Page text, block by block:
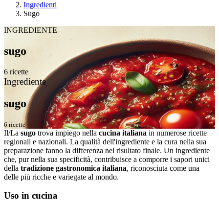
Ingredienti
Sugo
INGREDIENTE
sugo
6 ricette
Ingrediente
sugo
6 ricette
Il/La sugo trova impiego nella cucina italiana in numerose ricette
regionali e nazionali. La qualità dell'ingrediente e la cura nella sua
preparazione fanno la differenza nel risultato finale. Un ingrediente
che, pur nella sua specificità, contribuisce a comporre i sapori unici
della tradizione gastronomica italiana, riconosciuta come una
delle più ricche e variegate al mondo.
Uso in cucina